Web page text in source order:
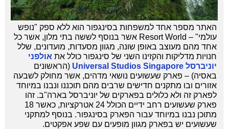
האתר מספר אחד למשפחות בסינגפור הוא ללא ספק "נופש
עולמי" – Resort World אשר בנוסף לששה בתי מלון, אשר כל
אחד מהם מעוצב באופן שונה, מגוון מסעדות, מועדונים, שלל
חנויות מדליקות והקזינו השני של סינגפור כולל את אולפני
יוניברסל Universal Studios Singapore
(הראשונים
באסיה) – פארק שעשועים נושאי מדהים, אשר מחולק לשבעה
אזורים ובו מתקנים חדישים שרבים מהם תוכננו ונבנו במיוחד
לפארק זה ולא כלולים בפארקים של יוניברסל בארה"ב. זהו
פארק שעשועים רחב ידיים הכולל 24 אטרקציות, כאשר 18
מתוכן נבנו במיוחד עבור הפארק בסינגפור. בנוסף למתקני
שעשועים יש בפארק מגוון מופעים עם שפע אפקטים.